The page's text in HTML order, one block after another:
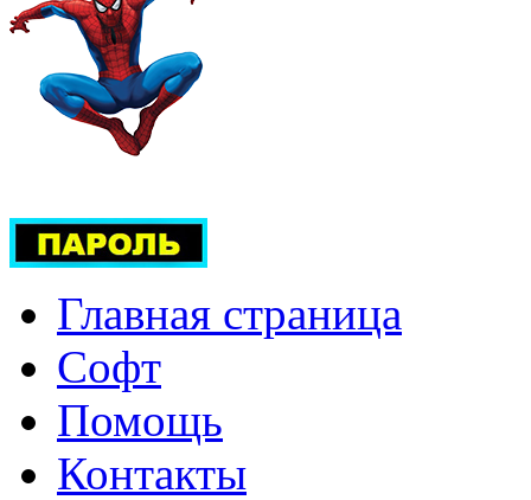
Главная страница
Софт
Помощь
Контакты